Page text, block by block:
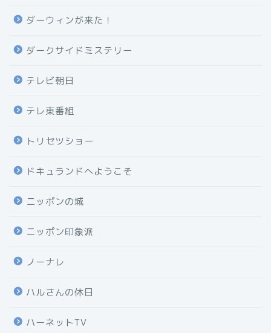
ダーウィンが来た！
ダークサイドミステリー
テレビ朝日
テレ東番組
トリセツショー
ドキュランドへようこそ
ニッポンの城
ニッポン印象派
ノーナレ
ハルさんの休日
ハーネットTV